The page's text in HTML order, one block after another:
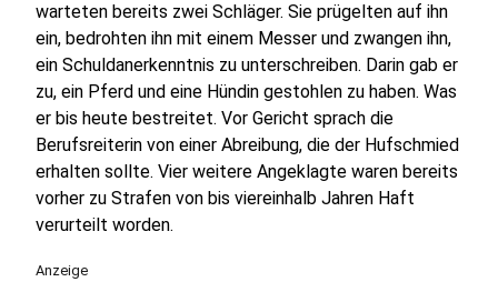
warteten bereits zwei Schläger. Sie prügelten auf ihn
ein, bedrohten ihn mit einem Messer und zwangen ihn,
ein Schuldanerkenntnis zu unterschreiben. Darin gab er
zu, ein Pferd und eine Hündin gestohlen zu haben. Was
er bis heute bestreitet. Vor Gericht sprach die
Berufsreiterin von einer Abreibung, die der Hufschmied
erhalten sollte. Vier weitere Angeklagte waren bereits
vorher zu Strafen von bis viereinhalb Jahren Haft
verurteilt worden.
Anzeige